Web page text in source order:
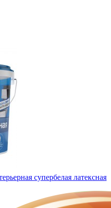
супербелая латексная